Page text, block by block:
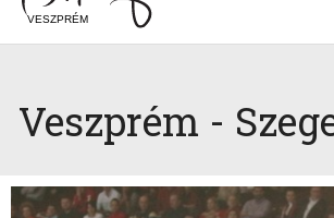
VESZPRÉM
Veszprém -